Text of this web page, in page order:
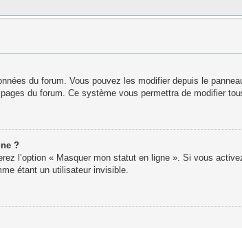
du forum. Vous pouvez les modifier depuis le
du forum. Ce système vous permettra de modifier
?
l’option « Masquer mon statut en ligne ». Si vous
étant un utilisateur invisible.